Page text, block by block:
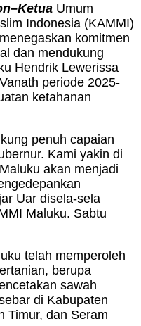
Umum
Indonesia (KAMMI)
komitmen
dan mendukung
Hendrik Lewerissa
periode 2025-
ketahanan
penuh capaian
Kami yakin di
akan menjadi
Uar disela-sela
Maluku. Sabtu
telah memperoleh
berupa
sawah
di Kabupaten
Timur, dan Seram